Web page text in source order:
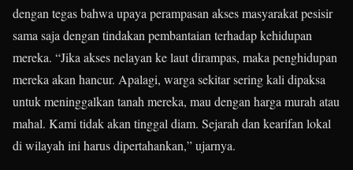
dengan tegas bahwa upaya perampasan akses masyarakat pesisir
sama saja dengan tindakan pembantaian terhadap kehidupan
mereka. “Jika akses nelayan ke laut dirampas, maka penghidupan
mereka akan hancur. Apalagi, warga sekitar sering kali dipaksa
untuk meninggalkan tanah mereka, mau dengan harga murah atau
mahal. Kami tidak akan tinggal diam. Sejarah dan kearifan lokal
di wilayah ini harus dipertahankan,” ujarnya.